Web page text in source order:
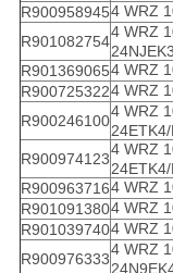
R9009589454 WRZ
R901082754
4 WRZ
R9013690654 WRZ
R9007253224 WRZ
R900246100
4 WRZ
R900974123
4 WRZ
R9009637164 WRZ
R9010913804 WRZ
R9010397404 WRZ
R900976333
4 WRZ